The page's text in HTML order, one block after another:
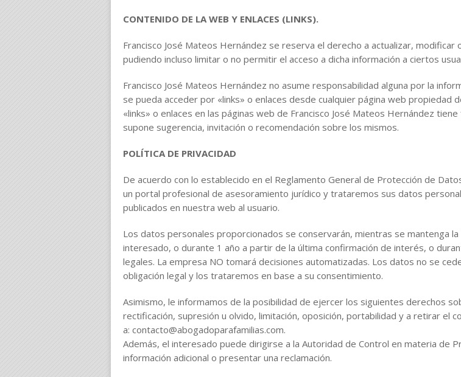
CONTENIDO DE LA WEB Y ENLACES (LINKS).
Francisco José Mateos Hernández se reserva el derecho a actualizar, modificar
pudiendo incluso limitar o no permitir el acceso a dicha información a ciertos
Francisco José Mateos Hernández no asume responsabilidad alguna por la
se pueda acceder por «links» o enlaces desde cualquier página web propiedad
«links» o enlaces en las páginas web de Francisco José Mateos Hernández
supone sugerencia, invitación o recomendación sobre los mismos.
POLÍTICA DE PRIVACIDAD
De acuerdo con lo establecido en el Reglamento General de Protección de
un portal profesional de asesoramiento jurídico y trataremos sus datos
publicados en nuestra web al usuario.
Los datos personales proporcionados se conservarán, mientras se mantenga
interesado, o durante 1 año a partir de la última confirmación de interés, o
legales. La empresa NO tomará decisiones automatizadas. Los datos no se
obligación legal y los trataremos en base a su consentimiento.
Asimismo, le informamos de la posibilidad de ejercer los siguientes derechos
rectificación, supresión u olvido, limitación, oposición, portabilidad y a retirar el
a: contacto@abogadoparafamilias.com.
Además, el interesado puede dirigirse a la Autoridad de Control en materia de
información adicional o presentar una reclamación.